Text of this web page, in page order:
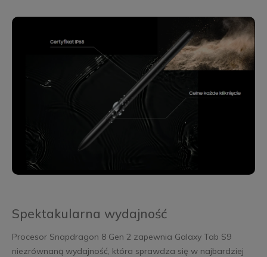
Spektakularna wydajność
Procesor Snapdragon 8 Gen 2 zapewnia Galaxy Tab S9
niezrównaną wydajność, która sprawdza się w najbardziej